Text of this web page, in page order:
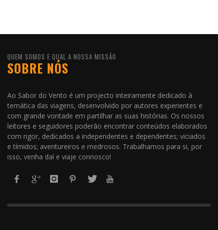
QUEM SOMOS E QUAL A NOSSA MISSÃO
SOBRE NÓS
Ao Sabor do Vento é um projecto inteiramente dedicado à
temática das viagens, desenvolvido por autores experientes e
com grande vontade em partilhar as suas histórias. Os nossos
leitores e seguidores poderão encontrar conteúdos elaborados
com rigor, dedicados a independentes e dependentes; viciados
e tímidos; aventureiros e medrosos. Trabalhamos para si, por
isso, venha daí e viaje connosco!